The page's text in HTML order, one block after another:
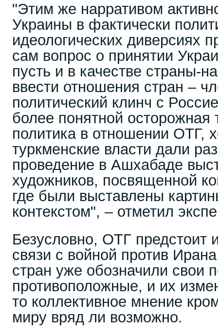
"Этим же нарративом
Украины в фактически
идеологических диверсиях
сам вопрос о принятии
пусть и в качестве страны-
ввести отношения стран –
политический клинч с
более понятной осторожная
политика в отношении ОТГ,
туркменские власти дали
проведение в Ашхабаде
художников, посвященной
где были выставлены
контекстом", – отметил
Безусловно, ОТГ предстоит
связи с войной против
стран уже обозначили свои
противоположные, и их
то коллективное мнение
миру вряд ли возможно.